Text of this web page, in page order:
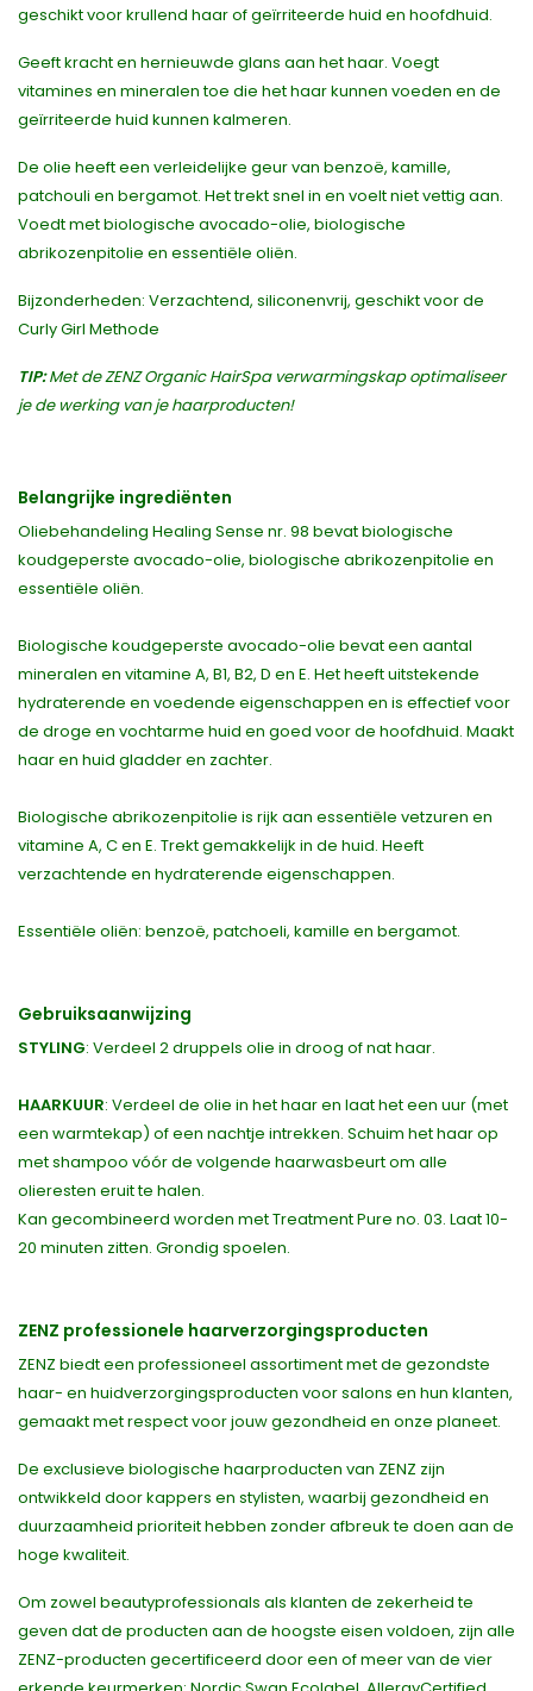
geschikt voor krullend haar of geïrriteerde huid en hoofdhuid.
Geeft kracht en hernieuwde glans aan het haar. Voegt
vitamines en mineralen toe die het haar kunnen voeden en de
geïrriteerde huid kunnen kalmeren.
De olie heeft een verleidelijke geur van benzoë, kamille,
patchouli en bergamot. Het trekt snel in en voelt niet vettig aan.
Voedt met biologische avocado-olie, biologische
abrikozenpitolie en essentiële oliën.
Bijzonderheden: Verzachtend, siliconenvrij, geschikt voor de
Curly Girl Methode
TIP:Met de ZENZ Organic HairSpa verwarmingskap optimaliseer
je de werking van je haarproducten!
Belangrijke ingrediënten
Oliebehandeling Healing Sense nr. 98 bevat biologische
koudgeperste avocado-olie, biologische abrikozenpitolie en
essentiële oliën.
Biologische koudgeperste avocado-olie bevat een aantal
mineralen en vitamine A, B1, B2, D en E. Het heeft uitstekende
hydraterende en voedende eigenschappen en is effectief voor
de droge en vochtarme huid en goed voor de hoofdhuid. Maakt
haar en huid gladder en zachter.
Biologische abrikozenpitolie is rijk aan essentiële vetzuren en
vitamine A, C en E. Trekt gemakkelijk in de huid. Heeft
verzachtende en hydraterende eigenschappen.
Essentiële oliën: benzoë, patchoeli, kamille en bergamot.
Gebruiksaanwijzing
STYLING: Verdeel 2 druppels olie in droog of nat haar.
HAARKUUR: Verdeel de olie in het haar en laat het een uur (met
een warmtekap) of een nachtje intrekken. Schuim het haar op
met shampoo vóór de volgende haarwasbeurt om alle
olieresten eruit te halen.
Kan gecombineerd worden met Treatment Pure no. 03. Laat 10-
20 minuten zitten. Grondig spoelen.
ZENZ professionele haarverzorgingsproducten
ZENZ biedt een professioneel assortiment met de gezondste
haar- en huidverzorgingsproducten voor salons en hun klanten,
gemaakt met respect voor jouw gezondheid en onze planeet.
De exclusieve biologische haarproducten van ZENZ zijn
ontwikkeld door kappers en stylisten, waarbij gezondheid en
duurzaamheid prioriteit hebben zonder afbreuk te doen aan de
hoge kwaliteit.
Om zowel beautyprofessionals als klanten de zekerheid te
geven dat de producten aan de hoogste eisen voldoen, zijn alle
ZENZ-producten gecertificeerd door een of meer van de vier